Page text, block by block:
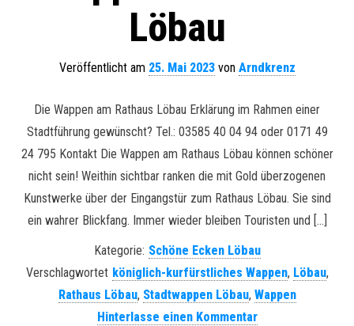
Löbau
Veröffentlicht am 25. Mai 2023von Arndkrenz
Die Wappen am Rathaus Löbau Erklärung im Rahmen einer
Stadtführung gewünscht? Tel.: 03585 40 04 94 oder 0171 49
24 795 Kontakt Die Wappen am Rathaus Löbau können schöner
nicht sein! Weithin sichtbar ranken die mit Gold überzogenen
Kunstwerke über der Eingangstür zum Rathaus Löbau. Sie sind
ein wahrer Blickfang. Immer wieder bleiben Touristen und […]
Kategorie: Schöne Ecken Löbau
Verschlagwortet königlich-kurfürstliches Wappen, Löbau,
Rathaus Löbau, Stadtwappen Löbau, Wappen
Hinterlasse einen Kommentar